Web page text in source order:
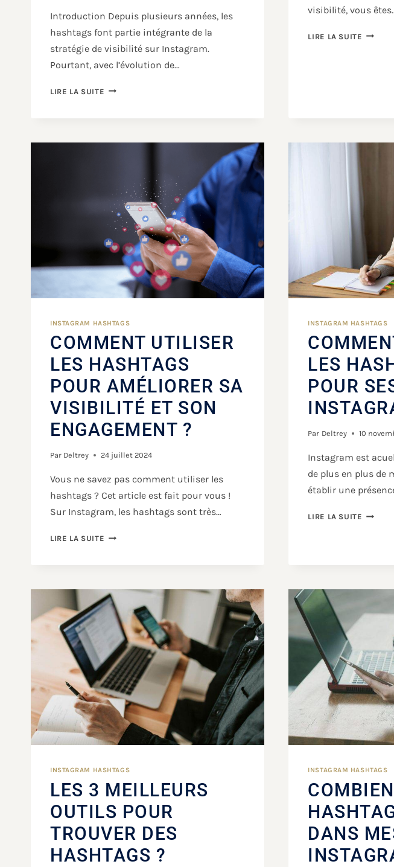
Introduction Depuis plusieurs années, les
hashtags font partie intégrante de la
stratégie de visibilité sur Instagram.
Pourtant, avec l’évolution de…
LIRE LA SUITE
visibilité, vous
LIRE LA SUITE
INSTAGRAM HASHTAGS
COMMENT UTILISER
LES HASHTAGS
POUR AMÉLIORER SA
VISIBILITÉ ET SON
ENGAGEMENT ?
Par Deltrey 24 juillet 2024
Vous ne savez pas comment utiliser les
hashtags ? Cet article est fait pour vous !
Sur Instagram, les hashtags sont très…
LIRE LA SUITE
INSTAGRAM HASHTAGS
LES
POUR
Par Deltrey 10
Instagram est
de plus en plus de
établir une
LIRE LA SUITE
INSTAGRAM HASHTAGS
LES 3 MEILLEURS
OUTILS POUR
TROUVER DES
HASHTAGS ?
INSTAGRAM HASHTAGS
DANS